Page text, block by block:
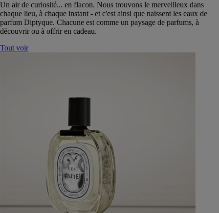
Un air de curiosité... en flacon. Nous trouvons le merveilleux dans
chaque lieu, à chaque instant - et c'est ainsi que naissent les eaux de
parfum Diptyque. Chacune est comme un paysage de parfums, à
découvrir ou à offrir en cadeau.
Tout voir